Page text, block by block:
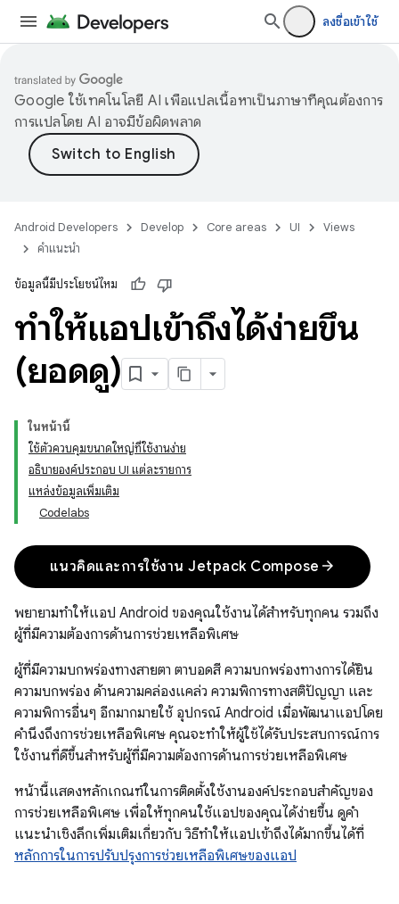
ลงชื่อเข้าใช้
Google ใช้เทคโนโลยี AI เพื่อแปลเนื้อหาเป็นภาษาที่คุณต้องการ
การแปลโดย AI อาจมีข้อผิดพลาด
Android Developers Develop Core areas UI
Views
คำแนะนำ
ข้อมูลนี้มีประโยชน์ไหม
ทำให้แอปเข้าถึงได้ง่ายขึ้น
(ยอดดู)
ในหน้านี้
ใช้ตัวควบคุมขนาดใหญ่ที่ใช้งานง่าย
อธิบายองค์ประกอบ UI แต่ละรายการ
แหล่งข้อมูลเพิ่มเติม
Codelabs
แนวคิดและการใช้งาน Jetpack Compose arrow_forward
พยายามทำให้แอป Android ของคุณใช้งานได้สำหรับทุกคน รวมถึง
ผู้ที่มีความต้องการด้านการช่วยเหลือพิเศษ
ผู้ที่มีความบกพร่องทางสายตา ตาบอดสี ความบกพร่องทางการได้ยิน
ความบกพร่อง ด้านความคล่องแคล่ว ความพิการทางสติปัญญา และ
ความพิการอื่นๆ อีกมากมายใช้ อุปกรณ์ Android เมื่อพัฒนาแอปโดย
คำนึงถึงการช่วยเหลือพิเศษ คุณจะทำให้ผู้ใช้ได้รับประสบการณ์การ
ใช้งานที่ดีขึ้นสำหรับผู้ที่มีความต้องการด้านการช่วยเหลือพิเศษ
หน้านี้แสดงหลักเกณฑ์ในการติดตั้งใช้งานองค์ประกอบสำคัญของ
การช่วยเหลือพิเศษ เพื่อให้ทุกคนใช้แอปของคุณได้ง่ายขึ้น ดูคำ
แนะนำเชิงลึกเพิ่มเติมเกี่ยวกับ วิธีทำให้แอปเข้าถึงได้มากขึ้นได้ที่
หลักการในการปรับปรุงการช่วยเหลือพิเศษของแอป